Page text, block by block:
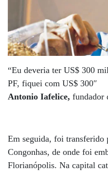
“Eu deveria ter US$ 300
PF, fiquei com US$ 300″
Antonio Iafelice, fundador
Em seguida, foi transferido
Congonhas, de onde foi
Florianópolis. Na capital